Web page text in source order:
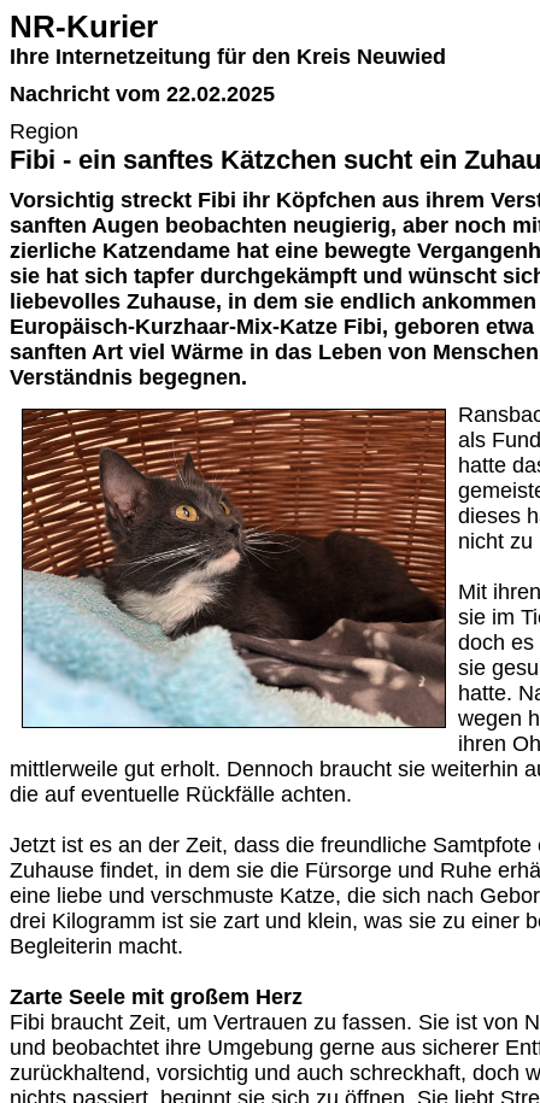
NR-Kurier
Ihre Internetzeitung für den Kreis Neuwied
Nachricht vom 22.02.2025
Region
Fibi - ein sanftes Kätzchen sucht ein
Vorsichtig streckt Fibi ihr Köpfchen aus ihrem
sanften Augen beobachten neugierig, aber noch
zierliche Katzendame hat eine bewegte
sie hat sich tapfer durchgekämpft und wünscht
liebevolles Zuhause, in dem sie endlich
Europäisch-Kurzhaar-Mix-Katze Fibi, geboren
sanften Art viel Wärme in das Leben von
Verständnis begegnen.
als
hatte
dieses
nicht zu
Mit
sie im
doch es
sie
hatte.
wegen
ihren
mittlerweile gut erholt. Dennoch braucht sie weiterhin
die auf eventuelle Rückfälle achten.
Jetzt ist es an der Zeit, dass die freundliche
Zuhause findet, in dem sie die Fürsorge und Ruhe
eine liebe und verschmuste Katze, die sich nach
drei Kilogramm ist sie zart und klein, was sie zu einer
Begleiterin macht.
Zarte Seele mit großem Herz
Fibi braucht Zeit, um Vertrauen zu fassen. Sie ist von
und beobachtet ihre Umgebung gerne aus sicherer
zurückhaltend, vorsichtig und auch schreckhaft, doch
nichts passiert, beginnt sie sich zu öffnen. Sie liebt